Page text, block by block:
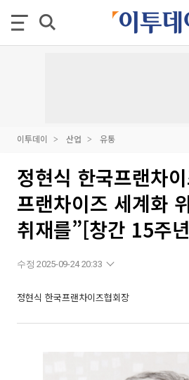
이투데이 산업 유통
정현식 한국프랜차
프랜차이즈 세계화
취재를”[창간 15주
수정 2025-09-24 20:33
정현식 한국프랜차이즈협회장